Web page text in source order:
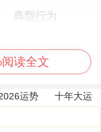
典型行为
年晋升路径表
行程准确到分钟
读全文
运势 十年大运